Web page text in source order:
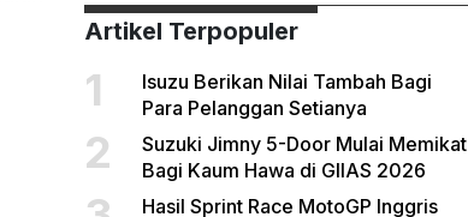
Artikel Terpopuler
1
Isuzu Berikan Nilai Tambah Bagi
Para Pelanggan Setianya
2
Suzuki Jimny 5-Door Mulai Memikat
Bagi Kaum Hawa di GIIAS 2026
Hasil Sprint Race MotoGP Inggris